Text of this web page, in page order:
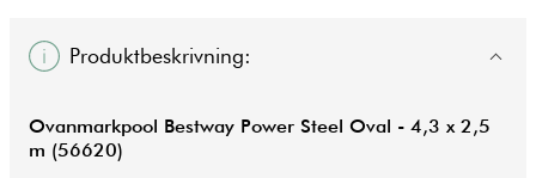
Produktbeskrivning:
Ovanmarkpool Bestway Power Steel Oval - 4,3 x 2,5
m (56620)